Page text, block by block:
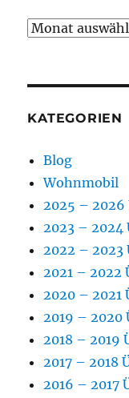
Archiv
KATEGORIEN
Blog
Wohnmobil
2025 –
2023 – 2024
2022 –
2021 – 2022
2020 – 2021
2019 – 2020
2018 – 2019
2017 – 2018
2016 – 2017